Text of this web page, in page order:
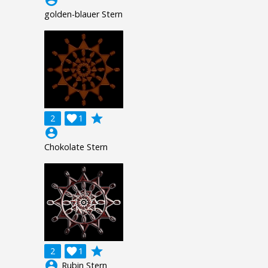
golden-blauer Stern
2 1

grade
account_circle
Chokolate Stern
2 1

grade
Rubin Stern